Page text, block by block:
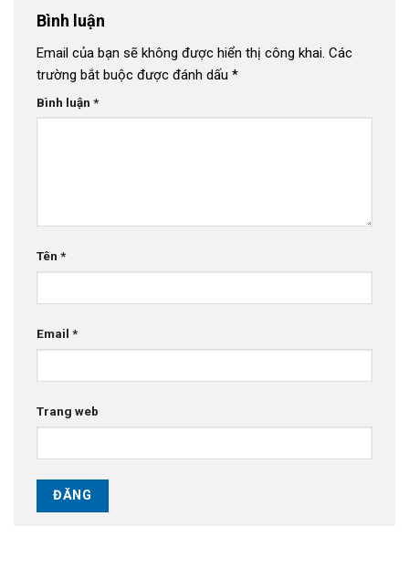
Bình luận
Email của bạn sẽ không được hiển thị công khai. Các
trường bắt buộc được đánh dấu *
Bình luận *
Tên *
Email *
Trang web